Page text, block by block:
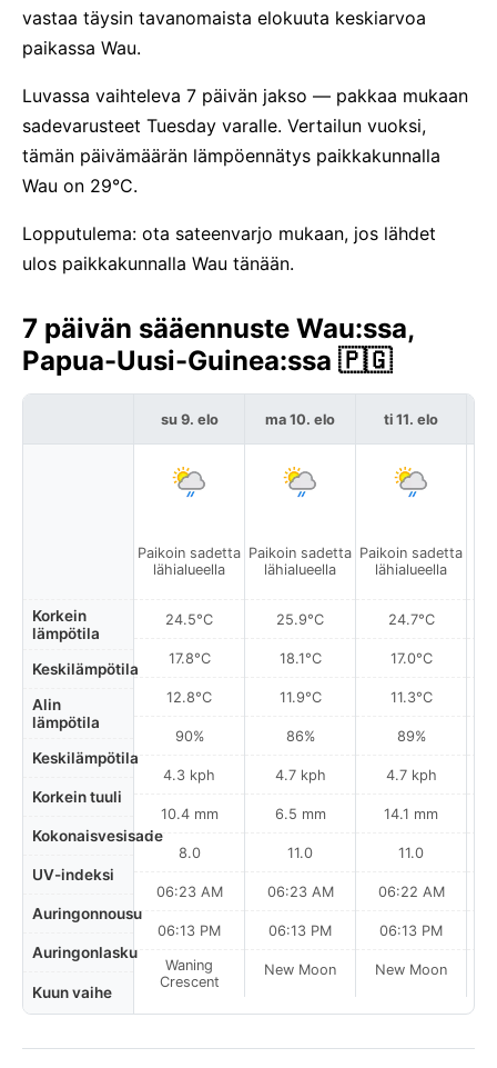
vastaa täysin tavanomaista elokuuta keskiarvoa
paikassa Wau.
Luvassa vaihteleva 7 päivän jakso — pakkaa mukaan
sadevarusteet Tuesday varalle. Vertailun vuoksi,
tämän päivämäärän lämpöennätys paikkakunnalla
Wau on 29°C.
Lopputulema: ota sateenvarjo mukaan, jos lähdet
ulos paikkakunnalla Wau tänään.
7 päivän sääennuste Wau:ssa,
Papua-Uusi-Guinea:ssa 🇵🇬
Korkein
lämpötila
Keskilämpötila
Alin
lämpötila
Keskilämpötila
Korkein tuuli
Kokonaisvesisade
UV-indeksi
Auringonnousu
Auringonlasku
Kuun vaihe
su 9. elo
Paikoin sadetta
lähialueella
24.5°C
17.8°C
12.8°C
90%
4.3 kph
10.4 mm
8.0
06:23 AM
06:13 PM
Waning
Crescent
ma 10. elo
Paikoin sadetta
lähialueella
25.9°C
18.1°C
11.9°C
86%
4.7 kph
6.5 mm
11.0
06:23 AM
06:13 PM
New Moon
ti 11. elo
Paikoin sadetta
lähialueella
24.7°C
17.0°C
11.3°C
89%
4.7 kph
14.1 mm
11.0
06:22 AM
06:13 PM
New Moon